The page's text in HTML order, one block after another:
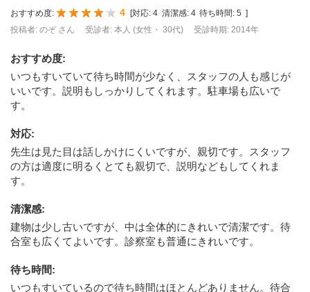
おすすめ度: 4 [対応: 4 清潔感: 4 待ち時間: 5 ]
投稿者: のぞ さん
受診者: 本人 (女性・ 30代) 受診時期: 2014年
おすすめ度:
いつもすいていて待ち時間が少なく、スタッフの人も感じが
いいです。説明もしっかりしてくれます。駐車場も広いで
す。
対応:
先生は見た目は話しかけにくいですが、親切です。スタッフ
の方は適度に明るくとても親切で、説明などもしてくれま
す。
清潔感:
建物は少し古いですが、中は全体的にきれいで清潔です。待
合室も広くてよいです。診察室も普通にきれいです。
待ち時間:
いつもすいているので待ち時間はほとんどありません。待合